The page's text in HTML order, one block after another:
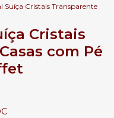
Suíça Cristais Transparente
Cristais
com Pé